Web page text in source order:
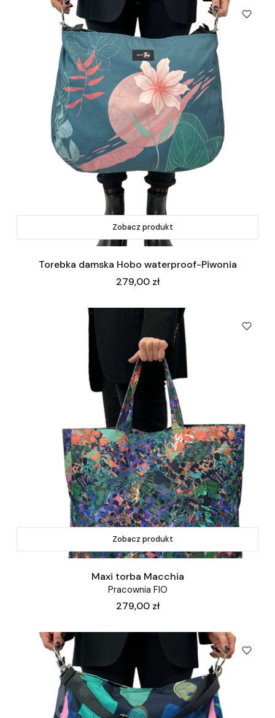
Zobacz produkt
Torebka damska Hobo waterproof-Piwonia
Cena
279,00 zł
Zobacz produkt
Maxi torba Macchia
Pracownia FIO
Cena
279,00 zł